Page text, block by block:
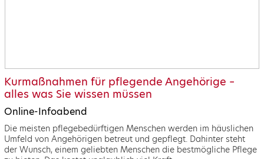
Kurmaßnahmen für pflegende Angehörige –
alles was Sie wissen müssen
Online-Infoabend
Die meisten pflegebedürftigen Menschen werden im häuslichen
Umfeld von Angehörigen betreut und gepflegt. Dahinter steht
der Wunsch, einem geliebten Menschen die bestmögliche Pflege